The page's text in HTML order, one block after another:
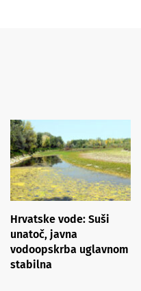
Hrvatske vode: Suši
unatoč, javna
vodoopskrba uglavnom
stabilna